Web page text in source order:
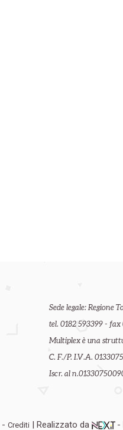
Sede legale: Regione
tel. 0182 593399 -
Multiplex è una
C. F./P. I.V.A.
Iscr. al
-Crediti | Realizzato da -